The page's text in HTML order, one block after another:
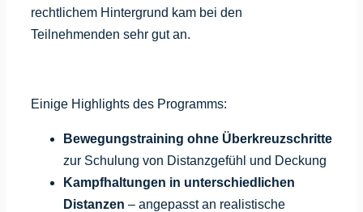
rechtlichem Hintergrund kam bei den
Teilnehmenden sehr gut an.
Einige Highlights des Programms:
Bewegungstraining ohne Überkreuzschritte
zur Schulung von Distanzgefühl und Deckung
Kampfhaltungen in unterschiedlichen
Distanzen – angepasst an realistische